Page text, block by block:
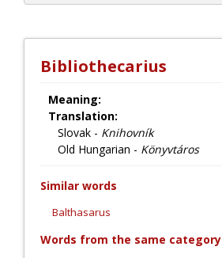
Bibliothecarius
Meaning:
Translation:
Slovak - Knihovník
Old Hungarian - Könyvtáros
Similar words
Balthasarus
Words from the same category